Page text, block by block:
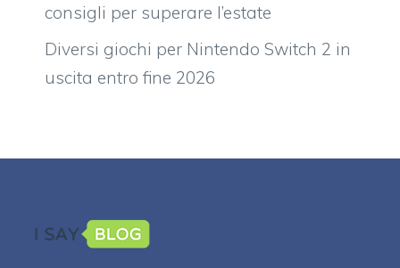
consigli per superare l’estate
Diversi giochi per Nintendo Switch 2 in
uscita entro fine 2026